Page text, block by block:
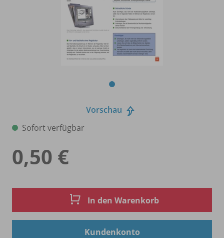
Vorschau
Sofort verfügbar
0,50 €
In den Warenkorb
Kundenkonto